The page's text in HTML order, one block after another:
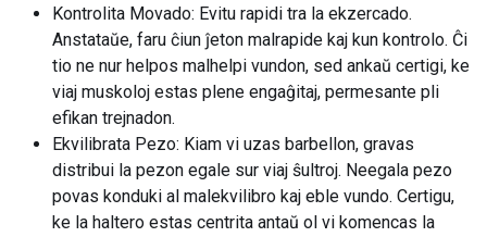
Kontrolita Movado: Evitu rapidi tra la ekzercado.
Anstataŭe, faru ĉiun ĵeton malrapide kaj kun kontrolo. Ĉi
tio ne nur helpos malhelpi vundon, sed ankaŭ certigi, ke
viaj muskoloj estas plene engaĝitaj, permesante pli
efikan trejnadon.
Ekvilibrata Pezo: Kiam vi uzas barbellon, gravas
distribui la pezon egale sur viaj ŝultroj. Neegala pezo
povas konduki al malekvilibro kaj eble vundo. Certigu,
ke la haltero estas centrita antaŭ ol vi komencas la